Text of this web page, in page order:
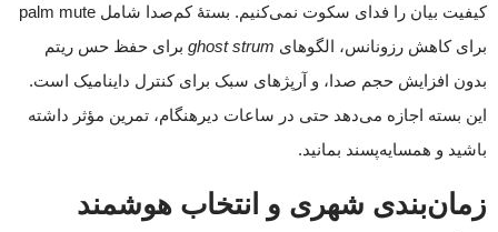
کیفیت بیان را فدای سکوت نمی‌کنیم. بستهٔ کم‌صدا شامل palm mute
برای کاهش رزونانس، الگوهای ghost strum برای حفظ حس ریتم
بدون افزایش حجم صدا، و آرپژهای سبک برای کنترل داینامیک است.
این بسته اجازه می‌دهد حتی در ساعات دیرهنگام، تمرین مؤثر داشته
باشید و همسایه‌پسند بمانید.
زمان‌بندی شهری و انتخاب هوشمند